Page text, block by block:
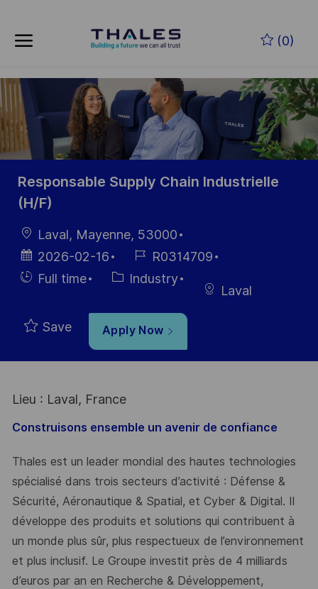
(0)
-
Responsable Supply Chain Industrielle
(H/F)
LocationLaval, Mayenne, 53000
Posted
Date
2026-02-16
Job
Id
R0314709
HiringFull time Category
Industry
Laval
Save Apply Now
Lieu : Laval, France
Construisons ensemble un avenir de confiance
Thales est un leader mondial des hautes technologies
spécialisé dans trois secteurs d’activité : Défense &
Sécurité, Aéronautique & Spatial, et Cyber & Digital. Il
développe des produits et solutions qui contribuent à
un monde plus sûr, plus respectueux de l’environnement
et plus inclusif. Le Groupe investit près de 4 milliards
d’euros par an en Recherche & Développement,